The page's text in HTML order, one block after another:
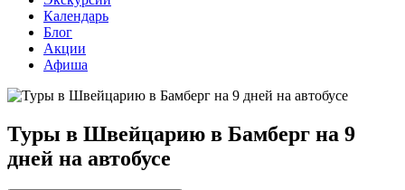
Календарь
Блог
Акции
Афиша
Туры в Швейцарию в Бамберг на 9
дней на автобусе